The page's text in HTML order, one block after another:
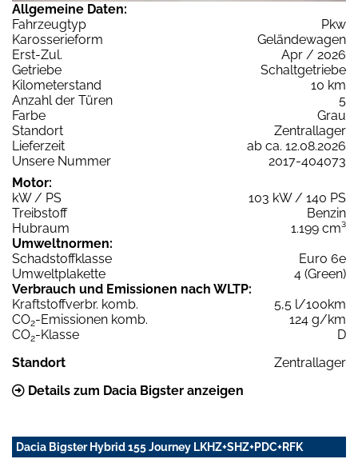
Allgemeine Daten:
Fahrzeugtyp
Pkw
Karosserieform
Geländewagen
Erst-Zul.
Apr / 2026
Getriebe
Schaltgetriebe
Kilometerstand
10 km
Anzahl der Türen
5
Farbe
Grau
Standort
Zentrallager
Lieferzeit
ab ca. 12.08.2026
Unsere Nummer
2017-404073
Motor:
kW / PS
103 kW / 140 PS
Treibstoff
Benzin
Hubraum
1.199 cm³
Umweltnormen:
Schadstoffklasse
Euro 6e
Umweltplakette
4 (Green)
Verbrauch und Emissionen nach WLTP:
Kraftstoffverbr. komb.
5,5 l/100km
CO2-Emissionen komb.
124 g/km
CO2-Klasse
D
Standort
Zentrallager
Details zum Dacia Bigster anzeigen
Dacia Bigster Hybrid 155 Journey LKHZ+SHZ+PDC+RFK